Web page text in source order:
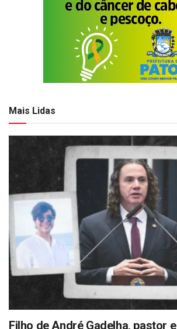
Mais Lidas
Filho de André Gadelha, pastor e